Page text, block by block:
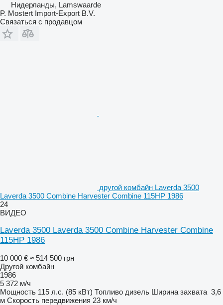
Нидерланды, Lamswaarde
P. Mostert Import-Export B.V.
Связаться с продавцом
другой комбайн Laverda 3500
Laverda 3500 Combine Harvester Combine 115HP 1986
24
ВИДЕО
Laverda 3500 Laverda 3500 Combine Harvester Combine
115HP 1986
10 000 € ≈ 514 500 грн
Другой комбайн
1986
5 372 м/ч
Мощность 115 л.с. (85 кВт) Топливо дизель Ширина захвата 3,6
м Скорость передвижения 23 км/ч